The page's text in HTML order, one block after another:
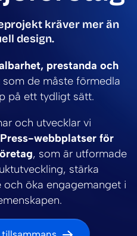
kräver mer än
design.
prestanda och
de måste förmedla
på ett tydligt sätt.
och utvecklar vi
webbplatser för
, som är utformade
stärka
öka engagemanget i